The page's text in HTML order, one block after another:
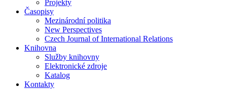
Projekty
Časopisy
Mezinárodní politika
New Perspectives
Czech Journal of International Relations
Knihovna
Služby knihovny
Elektronické zdroje
Katalog
Kontakty